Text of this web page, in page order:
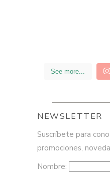
See more...
NEWSLETTER
Suscríbete para
promociones,
Nombre: